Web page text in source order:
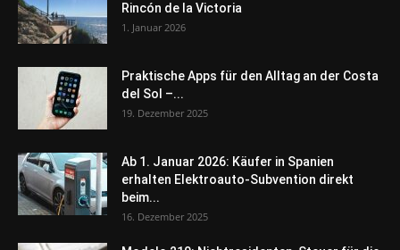
Rincón de la Victoria
1. Januar 2026
Praktische Apps für den Alltag an der Costa
del Sol –...
19. Dezember 2025
Ab 1. Januar 2026: Käufer in Spanien
erhalten Elektroauto-Subvention direkt
beim...
16. Dezember 2025